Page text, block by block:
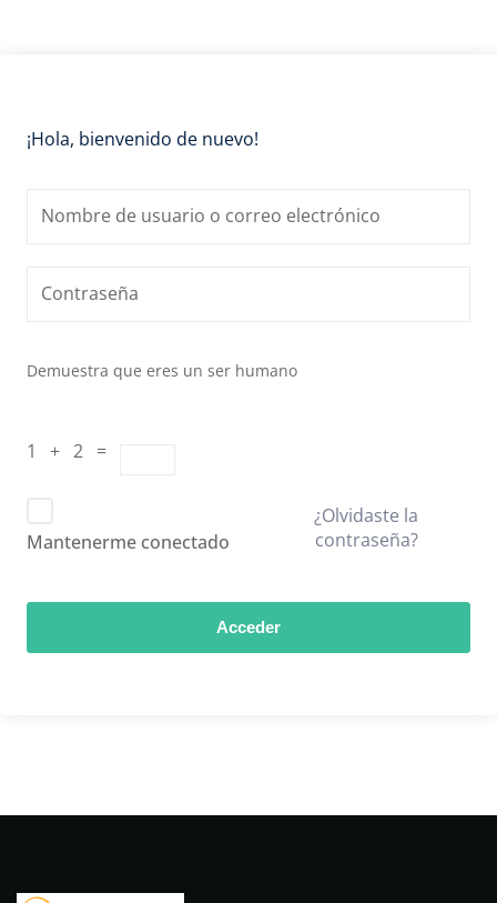
¡Hola, bienvenido de nuevo!
Demuestra que eres un ser humano
1 + 2 =
Mantenerme conectado
¿Olvidaste la
contraseña?
Acceder